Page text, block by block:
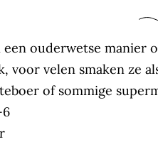
ouderwetse manier
voor velen smaken ze
of sommige